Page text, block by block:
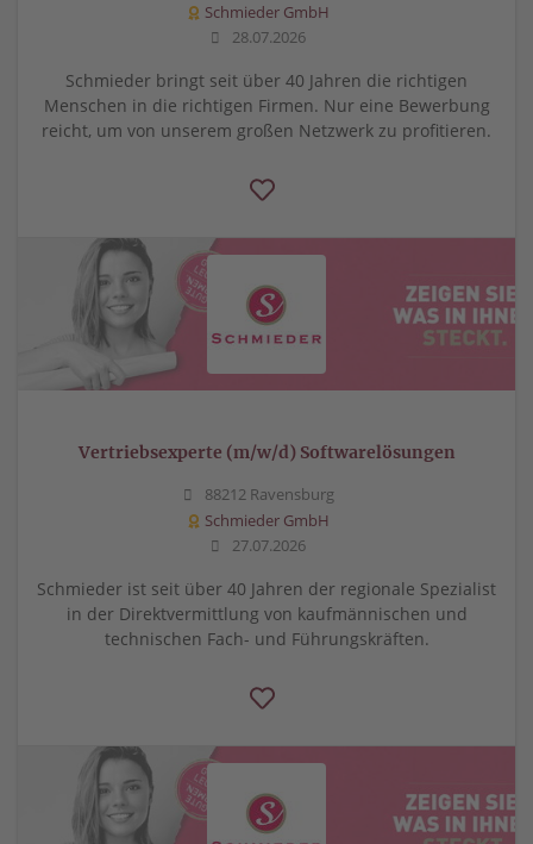
Schmieder GmbH
28.07.2026
Schmieder bringt seit über 40 Jahren die richtigen
Menschen in die richtigen Firmen. Nur eine Bewerbung
reicht, um von unserem großen Netzwerk zu profitieren.
Vertriebsexperte (m/w/d) Softwarelösungen
88212 Ravensburg
Schmieder GmbH
27.07.2026
Schmieder ist seit über 40 Jahren der regionale Spezialist
in der Direktvermittlung von kaufmännischen und
technischen Fach- und Führungskräften.